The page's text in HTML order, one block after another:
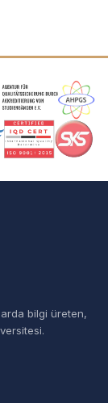
bilgi üreten,